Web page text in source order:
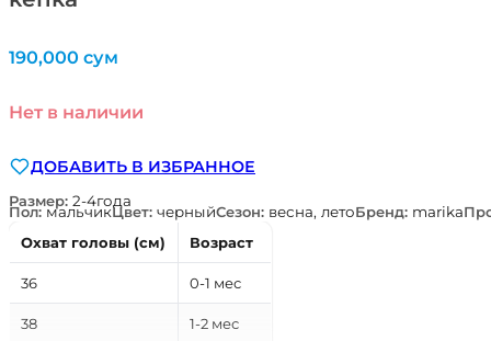
190,000 сум
Нет в наличии
ДОБАВИТЬ В ИЗБРАННОЕ
Размер: 2-4года
Пол:мальчикЦвет: черныйСезон: весна, летоБренд: marika
Охват головы (см)
Возраст
36 0-1 мес
38 1-2 мес